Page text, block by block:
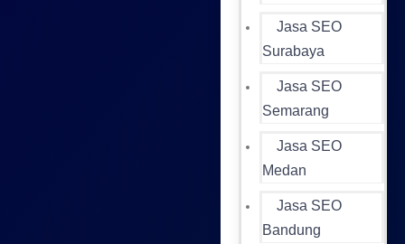
Jasa SEO
Surabaya
Jasa SEO
Semarang
Jasa SEO
Medan
Jasa SEO
Bandung